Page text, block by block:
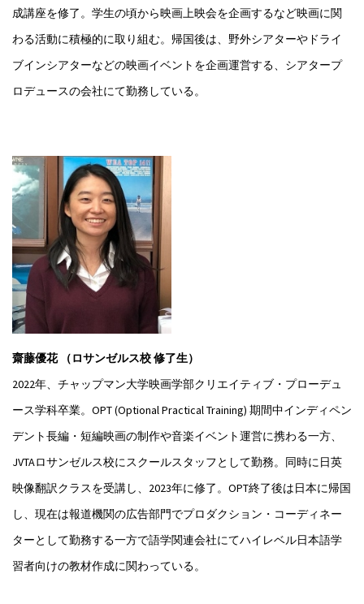
成講座を修了。学生の頃から映画上映会を企画するなど映画に関
わる活動に積極的に取り組む。帰国後は、野外シアターやドライ
ブインシアターなどの映画イベントを企画運営する、シアタープ
ロデュースの会社にて勤務している。
齋藤優花 （ロサンゼルス校 修了生）
2022年、チャップマン大学映画学部クリエイティブ・プローデュ
ース学科卒業。OPT (Optional Practical Training) 期間中インディペン
デント長編・短編映画の制作や音楽イベント運営に携わる一方、
JVTAロサンゼルス校にスクールスタッフとして勤務。同時に日英
映像翻訳クラスを受講し、2023年に修了。OPT終了後は日本に帰国
し、現在は報道機関の広告部門でプロダクション・コーディネー
ターとして勤務する一方で語学関連会社にてハイレベル日本語学
習者向けの教材作成に関わっている。